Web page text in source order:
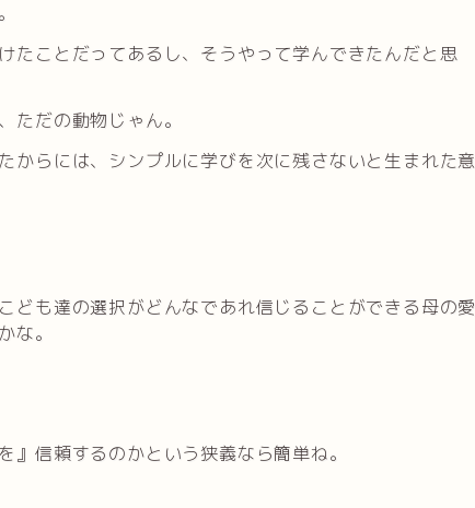
たことだってあるし、そうやって学んできたんだと思
ただの動物じゃん。
からには、シンプルに学びを次に残さないと生まれた意
ども達の選択がどんなであれ信じることができる母の愛
な。
』信頼するのかという狭義なら簡単ね。